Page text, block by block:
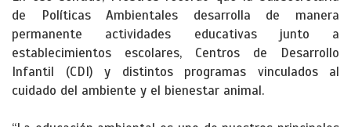
de Políticas Ambientales desarrolla de manera
permanente actividades educativas junto a
establecimientos escolares, Centros de Desarrollo
Infantil (CDI) y distintos programas vinculados al
cuidado del ambiente y el bienestar animal.